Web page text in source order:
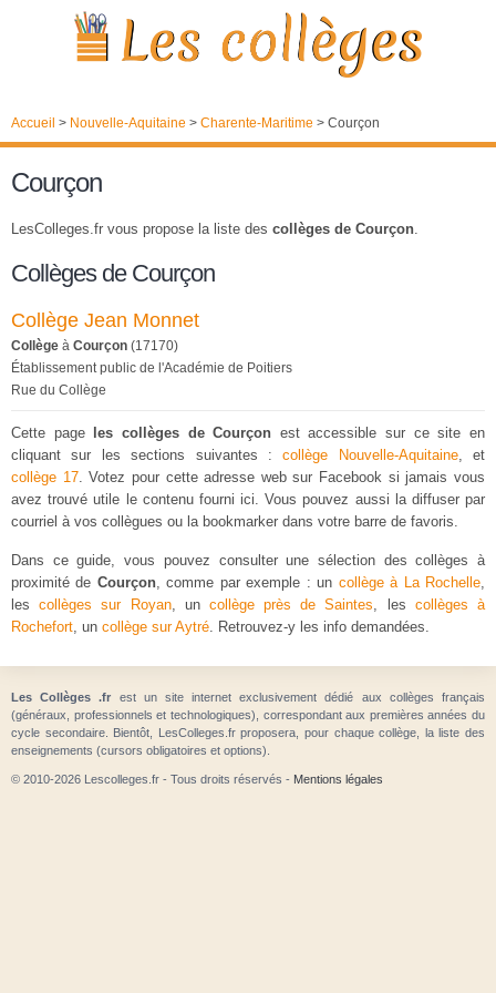
Accueil > Nouvelle-Aquitaine > Charente-Maritime > Courçon
Courçon
LesColleges.fr vous propose la liste des collèges de Courçon.
Collèges de Courçon
Collège Jean Monnet
Collège à Courçon (17170)
Établissement public de l'Académie de Poitiers
Rue du Collège
Cette page les collèges de Courçon est accessible sur ce site en
cliquant sur les sections suivantes :collège Nouvelle-Aquitaine, et
collège 17. Votez pour cette adresse web sur Facebook si jamais vous
avez trouvé utile le contenu fourni ici. Vous pouvez aussi la diffuser par
courriel à vos collègues ou la bookmarker dans votre barre de favoris.
Dans ce guide, vous pouvez consulter une sélection des collèges à
proximité de Courçon, comme par exemple : un collège à La Rochelle,
lescollèges sur Royan, un collège près de Saintes, les collèges à
Rochefort, un collège sur Aytré. Retrouvez-y les info demandées.
Les Collèges .fr est un site internet exclusivement dédié aux collèges français
(généraux, professionnels et technologiques), correspondant aux premières années du
cycle secondaire. Bientôt, LesColleges.fr proposera, pour chaque collège, la liste des
enseignements (cursors obligatoires et options).
© 2010-2026 Lescolleges.fr - Tous droits réservés - Mentions légales